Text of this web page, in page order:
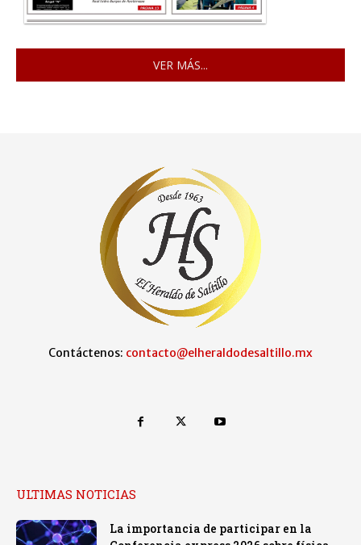
VER MÁS...
Contáctenos: contacto@elheraldodesaltillo.mx
ULTIMAS NOTICIAS
La importancia de participar en la